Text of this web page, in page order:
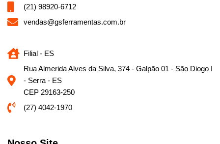
(21) 98920-6712
vendas@gsferramentas.com.br
Filial - ES
Rua Almerida Alves da Silva, 374 - Galpão 01 - São Diogo I
- Serra - ES
CEP 29163-250
(27) 4042-1970